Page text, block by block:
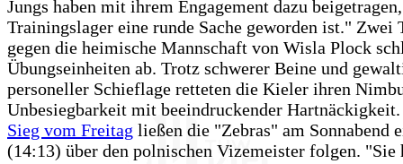
Jungs haben mit ihrem Engagement dazu beigetragen,
Trainingslager eine runde Sache geworden ist." Zwei
gegen die heimische Mannschaft von Wisla Plock
Übungseinheiten ab. Trotz schwerer Beine und
personeller Schieflage retteten die Kieler ihren
Unbesiegbarkeit mit beeindruckender
Sieg vom Freitag ließen die "Zebras" am Sonnabend
(14:13) über den polnischen Vizemeister folgen. "Sie